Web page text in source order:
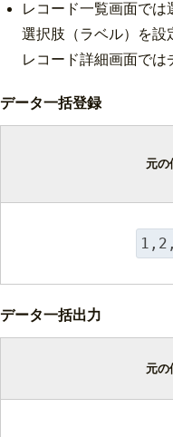
レコード一覧画面で
選択肢（ラベル）を設
レコード詳細画面では
データ一括登録
元の
データ一括出力
元の